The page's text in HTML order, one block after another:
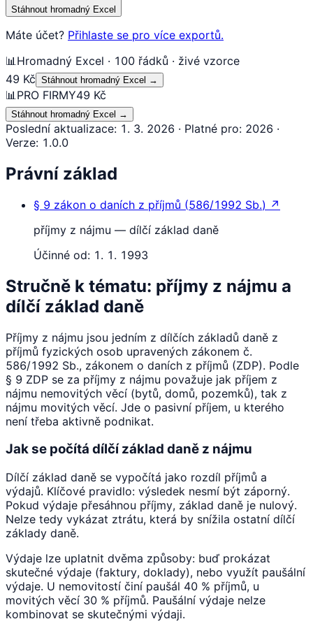
Stáhnout hromadný Excel
Máte účet? Přihlaste se pro více exportů.
📊 Hromadný Excel · 100 řádků · živé vzorce
49 Kč Stáhnout hromadný Excel →
📊 PRO FIRMY49 Kč
Stáhnout hromadný Excel →
Poslední aktualizace: 1. 3. 2026 · Platné pro: 2026 ·
Verze: 1.0.0
Právní základ
§ 9 zákon o daních z příjmů (586/1992 Sb.) ↗
příjmy z nájmu — dílčí základ daně
Účinné od: 1. 1. 1993
Stručně k tématu: příjmy z nájmu a
dílčí základ daně
Příjmy z nájmu jsou jedním z dílčích základů daně z
příjmů fyzických osob upravených zákonem č.
586/1992 Sb., zákonem o daních z příjmů (ZDP). Podle
§ 9 ZDP se za příjmy z nájmu považuje jak příjem z
nájmu nemovitých věcí (bytů, domů, pozemků), tak z
nájmu movitých věcí. Jde o pasivní příjem, u kterého
není třeba aktivně podnikat.
Jak se počítá dílčí základ daně z nájmu
Dílčí základ daně se vypočítá jako rozdíl příjmů a
výdajů. Klíčové pravidlo: výsledek nesmí být záporný.
Pokud výdaje přesáhnou příjmy, základ daně je nulový.
Nelze tedy vykázat ztrátu, která by snížila ostatní dílčí
základy daně.
Výdaje lze uplatnit dvěma způsoby: buď prokázat
skutečné výdaje (faktury, doklady), nebo využít paušální
výdaje. U nemovitostí činí paušál 40 % příjmů, u
movitých věcí 30 % příjmů. Paušální výdaje nelze
kombinovat se skutečnými výdaji.